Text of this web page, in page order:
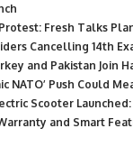
Protest: Fresh Talks
Cancelling 14th
and Pakistan Join
NATO’ Push Could
Scooter Launched:
and Smart